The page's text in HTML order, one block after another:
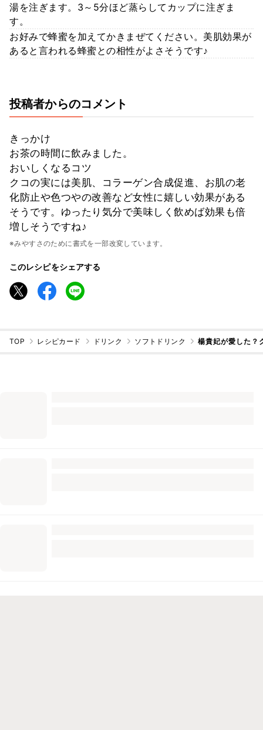
湯を注ぎます。3～5分ほど蒸らしてカップに注ぎま
す。
お好みで蜂蜜を加えてかきまぜてください。美肌効果が
あると言われる蜂蜜との相性がよさそうです♪
投稿者からのコメント
きっかけ
お茶の時間に飲みました。
おいしくなるコツ
クコの実には美肌、コラーゲン合成促進、お肌の老
化防止や色つやの改善など女性に嬉しい効果がある
そうです。ゆったり気分で美味しく飲めば効果も倍
増しそうですね♪
※みやすさのために書式を一部改変しています。
このレシピをシェアする
TOP レシピカード ドリンク ソフトドリンク 楊貴妃が愛した？